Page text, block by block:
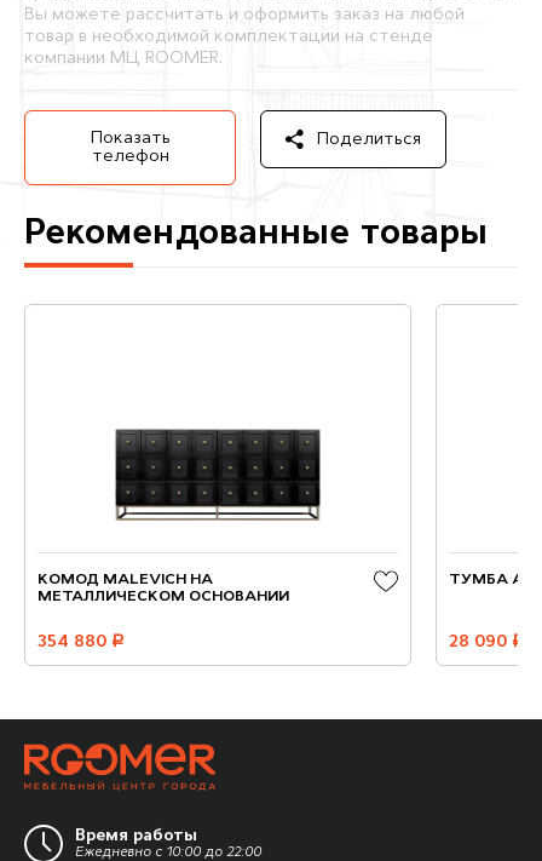
Вы можете рассчитать и оформить заказ на любой
товар в необходимой комплектации на стенде
компании МЦ ROOMER.
Показать
телефон
Поделиться
Рекомендованные товары
КОМОД MALEVICH НА
МЕТАЛЛИЧЕСКОМ ОСНОВАНИИ
354 880 руб.
ТУМБА
28 090 руб.
Время работы
Ежедневно с 10:00 до 22:00